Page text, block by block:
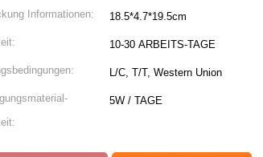
Informationen: 18.5*4.7*19.5cm
10-30 ARBEITS-TAGE
L/C, T/T, Western Union
5W / TAGE